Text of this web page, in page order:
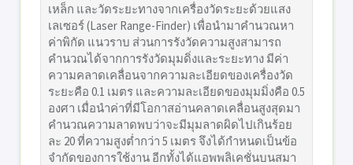
เหล็ก และวัดระยะทางจากเครื่องวัดระยะด้วยแสง
เลเซอร์ (Laser Range-Finder) เพื่อนำมาคำนวณหา
ค่าพิกัด แนวราบ ส่วนการรังวัดความสูงสามารถ
คำนวณได้จากการรังวัดมุมดิ่งและระยะทาง มีค่า
ความคลาดเคลื่อนจากความละเอียดของเครื่องวัด
ระยะคือ 0.1 เมตร และความละเอียดของมุมมิ่งคือ 0.5
องศา เมื่อนำค่าที่มีโอกาสอ่านคลาดเคลื่อนสูงสุดมา
คำนวณความลาดพบว่าจะมีมุมลาดผิดไปเกินร้อย
ละ 20 ที่ความสูงต่ำกว่า 5 เมตร จึงได้กำหนดเป็นข้อ
จำกัดของการใช้งาน อีกทั้งได้แอพพลิเคชั่นบนสมา